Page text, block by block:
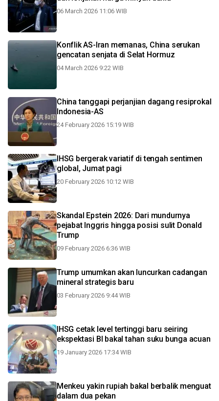
06 March 2026 11:06 WIB
Konflik AS-Iran memanas, China serukan
gencatan senjata di Selat Hormuz
04 March 2026 9:22 WIB
China tanggapi perjanjian dagang resiprokal
Indonesia-AS
24 February 2026 15:19 WIB
IHSG bergerak variatif di tengah sentimen
global, Jumat pagi
20 February 2026 10:12 WIB
Skandal Epstein 2026: Dari mundurnya
pejabat Inggris hingga posisi sulit Donald
Trump
09 February 2026 6:36 WIB
Trump umumkan akan luncurkan cadangan
mineral strategis baru
03 February 2026 9:44 WIB
IHSG cetak level tertinggi baru seiring
ekspektasi BI bakal tahan suku bunga acuan
19 January 2026 17:34 WIB
Menkeu yakin rupiah bakal berbalik menguat
dalam dua pekan